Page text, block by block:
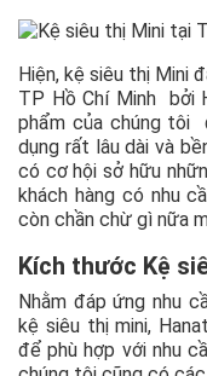
Hiện, kệ siêu thị Mini
TP Hồ Chí Minh bởi
phẩm của chúng tôi
dụng rất lâu dài và
có cơ hội sở hữu
khách hàng có nhu
còn chần chừ gì nữa
Kích thước Kệ
Nhằm đáp ứng nhu
kệ siêu thị mini,
để phù hợp với nhu